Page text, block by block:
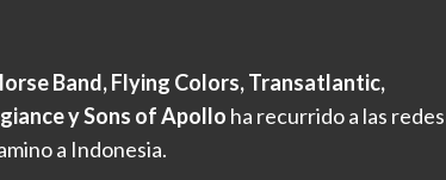
Band, Flying Colors, Transatlantic,
y Sons of Apollo ha recurrido a las redes
a Indonesia.